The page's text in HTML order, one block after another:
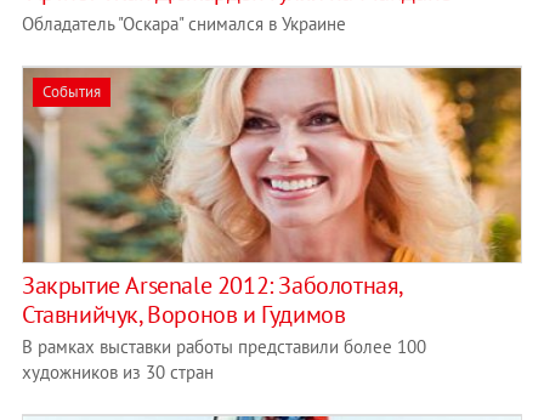
Обладатель "Оскара" снимался в Украине
События
Закрытие Arsenale 2012: Заболотная,
Ставнийчук, Воронов и Гудимов
В рамках выставки работы представили более 100
художников из 30 стран